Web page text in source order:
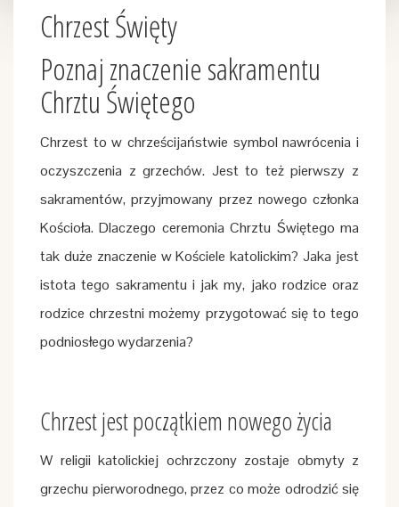
Chrzest Święty
Poznaj znaczenie sakramentu
Chrztu Świętego
Chrzest to w chrześcijaństwie symbol nawrócenia i
oczyszczenia z grzechów. Jest to też pierwszy z
sakramentów, przyjmowany przez nowego członka
Kościoła. Dlaczego ceremonia Chrztu Świętego ma
tak duże znaczenie w Kościele katolickim? Jaka jest
istota tego sakramentu i jak my, jako rodzice oraz
rodzice chrzestni możemy przygotować się to tego
podniosłego wydarzenia?
Chrzest jest początkiem nowego życia
W religii katolickiej ochrzczony zostaje obmyty z
grzechu pierworodnego, przez co może odrodzić się